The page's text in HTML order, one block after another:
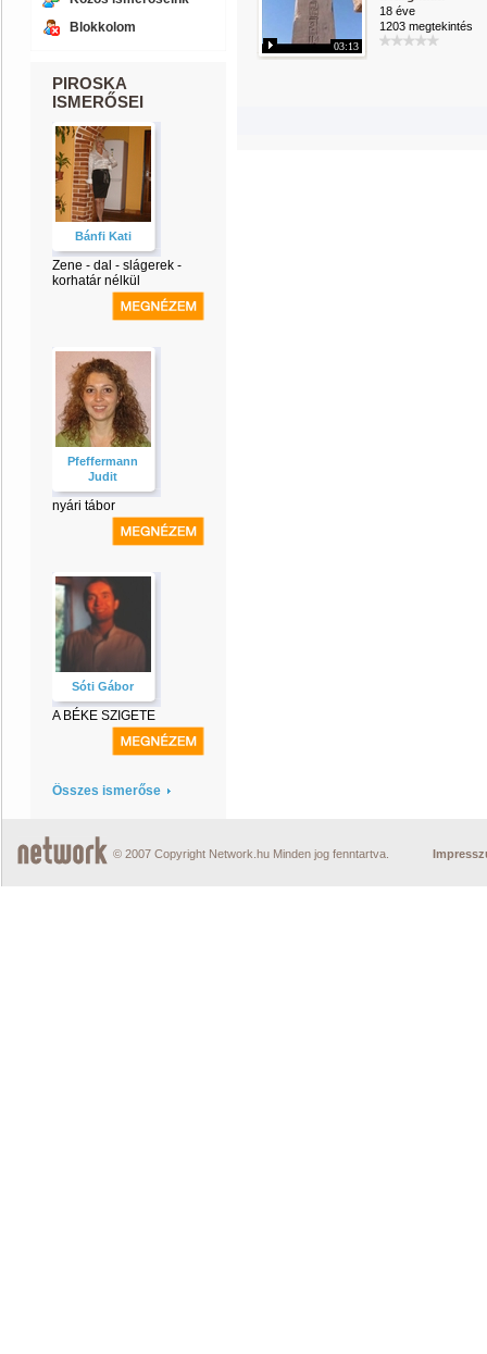
Blokkolom
PIROSKA
ISMERŐSEI
Bánfi Kati
Zene - dal - slágerek -
korhatár nélkül
Pfeffermann
Judit
nyári tábor
Sóti Gábor
A BÉKE SZIGETE
Összes ismerőse
03:13
18 éve
1203 megtekintés
© 2007 Copyright Network.hu Minden jog fenntartva.